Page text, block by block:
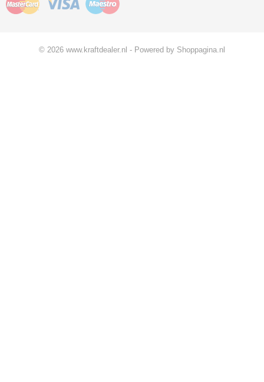
© 2026 www.kraftdealer.nl - Powered by Shoppagina.nl